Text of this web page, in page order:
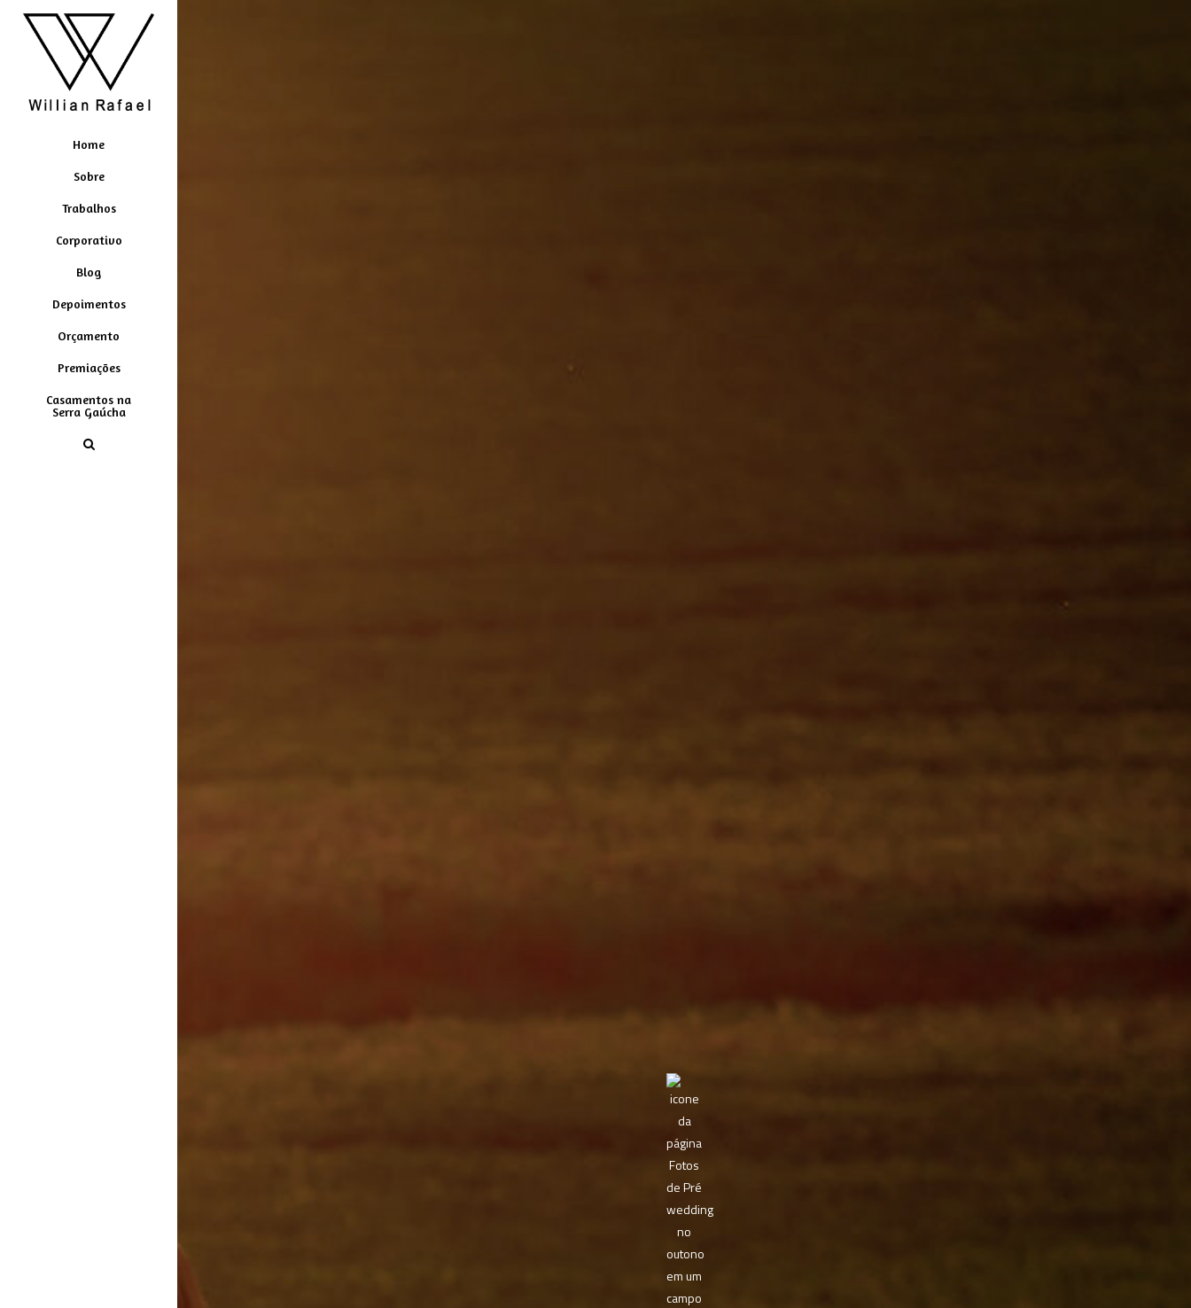
Home
Sobre
Trabalhos
Corporativo
Blog
Depoimentos
Orçamento
Premiações
Casamentos na
Serra Gaúcha